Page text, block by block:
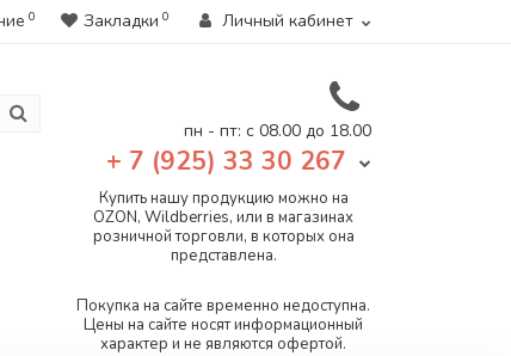
0 Закладки 0 Личный кабинет
пн - пт: с 08.00 до 18.00
+ 7 (925) 33 30 267
Купить нашу продукцию можно на
OZON, Wildberries, или в магазинах
розничной торговли, в которых она
представлена.
Покупка на сайте временно недоступна.
Цены на сайте носят информационный
характер и не являются офертой.